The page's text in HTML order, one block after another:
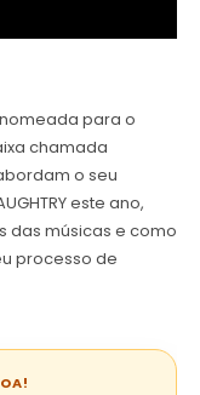
para o
chamada
o seu
este ano,
das músicas e como
processo de